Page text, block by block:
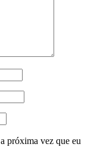
próxima vez que eu